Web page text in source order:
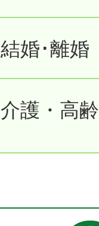
結婚･離婚
介護・高齢